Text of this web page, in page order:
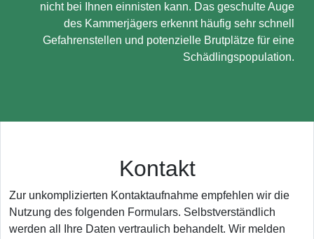
nicht bei Ihnen einnisten kann. Das geschulte Auge
des Kammerjägers erkennt häufig sehr schnell
Gefahrenstellen und potenzielle Brutplätze für eine
Schädlingspopulation.
Kontakt
Zur unkomplizierten Kontaktaufnahme empfehlen wir die
Nutzung des folgenden Formulars. Selbstverständlich
werden all Ihre Daten vertraulich behandelt. Wir melden